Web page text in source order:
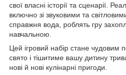
свої власні історії та сценарії.
включно зі звуковими та
справжня вода, роблять гру
навчальною.
Цей ігровий набір стане чудовим
свято і тішитиме вашу дитину
нові й нові кулінарні пригоди.